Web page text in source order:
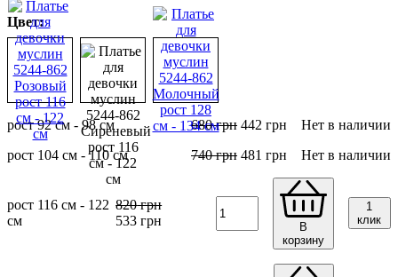
Цвет:
рост 92 см - 98 см 680грн 442 грн
Нет в наличии
рост 104 см - 110 см
740грн 481 грн Нет в наличии
рост 116 см - 122
см
820грн
533 грн
В
корзину
1
клик